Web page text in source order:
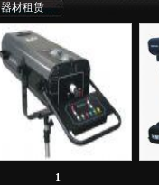
器材租赁
1